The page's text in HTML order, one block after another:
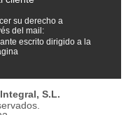
su derecho a
del mail:
escrito dirigido a la
S.L.